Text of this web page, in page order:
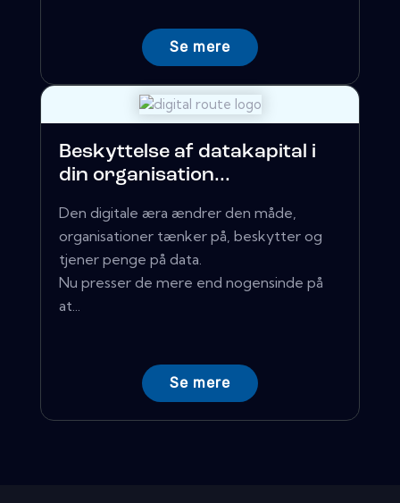
Se mere
Beskyttelse af datakapital i
din organisation...
Den digitale æra ændrer den måde,
organisationer tænker på, beskytter og
tjener penge på data.
Nu presser de mere end nogensinde på
at...
Se mere